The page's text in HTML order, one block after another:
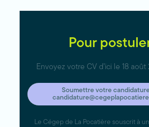
Pour
Envoyez votre CV d’ici le 18 août
Soumettre votre
Le Cégep de La Pocatière souscrit à